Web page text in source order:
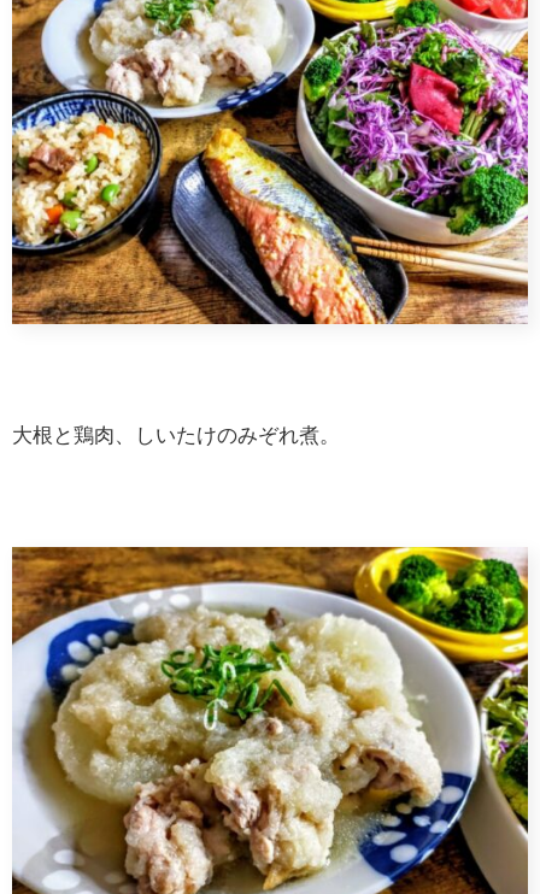
大根と鶏肉、しいたけのみぞれ煮。